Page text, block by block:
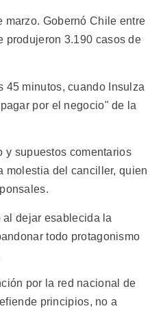
marzo. Gobernó Chile entre
produjeron 3.190 casos de
45 minutos, cuando Insulza
por el negocio" de la
y supuestos comentarios
molestia del canciller, quien
dejar esablecida la
todo protagonismo
por la red nacional de
principios, no a